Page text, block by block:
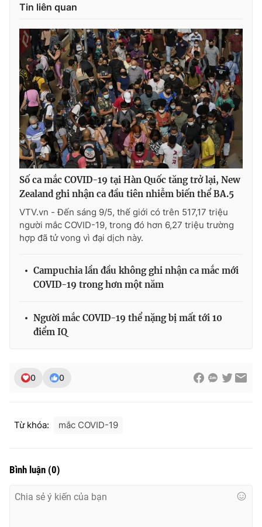
Tin liên quan
Số ca mắc COVID-19 tại Hàn Quốc tăng trở lại, New
Zealand ghi nhận ca đầu tiên nhiễm biến thể BA.5
VTV.vn - Đến sáng 9/5, thế giới có trên 517,17 triệu
người mắc COVID-19, trong đó hơn 6,27 triệu trường
hợp đã tử vong vì đại dịch này.
Campuchia lần đầu không ghi nhận ca mắc mới
COVID-19 trong hơn một năm
Người mắc COVID-19 thể nặng bị mất tới 10
điểm IQ
0 0
Từ khóa: mắc COVID-19
Bình luận (0)